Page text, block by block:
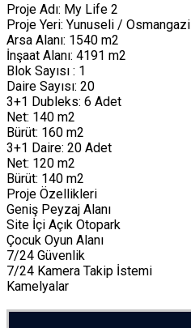
Proje Adı: My Life 2
Proje Yeri: Yunuseli / Osmangazi
Arsa Alanı: 1540 m2
İnşaat Alanı: 4191 m2
Blok Sayısı : 1
Daire Sayısı: 20
3+1 Dubleks: 6 Adet
Net: 140 m2
Bürüt: 160 m2
3+1 Daire: 20 Adet
Net: 120 m2
Bürüt: 140 m2
Proje Özellikleri
Geniş Peyzaj Alanı
Site İçi Açık Otopark
Çocuk Oyun Alanı
7/24 Güvenlik
7/24 Kamera Takip İstemi
Kamelyalar